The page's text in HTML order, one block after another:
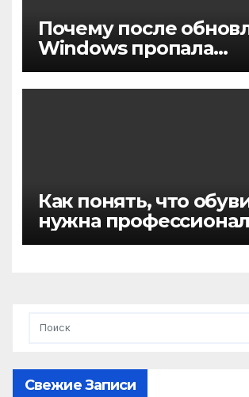
Почему после
Windows пропала
активация
Как понять, что
нужна
химчистка, а не
Свежие Записи